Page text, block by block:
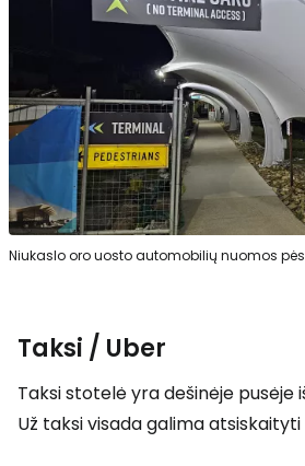
Niukaslo oro uosto automobilių nuomos
Taksi / Uber
Taksi stotelė yra dešinėje pusėje
Už taksi visada galima